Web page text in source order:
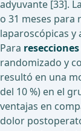
adyuvante [33].
o 31 meses para
laparoscópicas y
Para
randomizado y
resultó en una
del 10 %) en el
ventajas en
dolor